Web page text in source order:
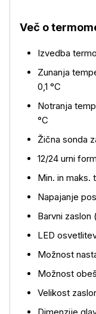
Več o
Izvedba
Zunanja
0,1 °C
Notranja
°C
Žična sonda
12/24 urni
Min. in maks.
Napajanje
Barvni
LED
Možnost
Možnost
Velikost